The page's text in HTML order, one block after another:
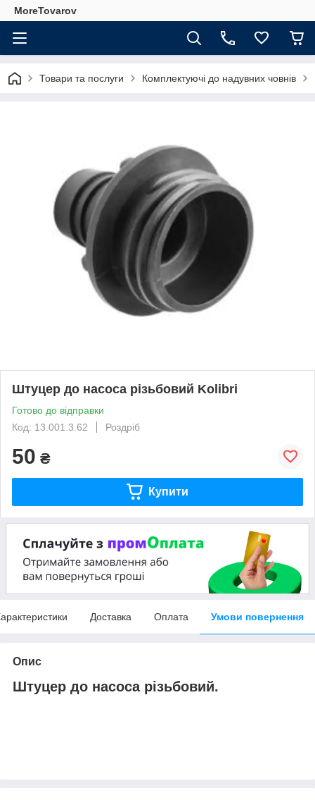
MoreTovarov
Товари та послуги Комплектуючі до надувних човнів
Штуцер до насоса різьбовий Kolibri
Готово до відправки
Код: 13.001.3.62
Роздріб
50 ₴
Купити
Доставка Оплата Умови повернення
Опис
Штуцер до насоса різьбовий.